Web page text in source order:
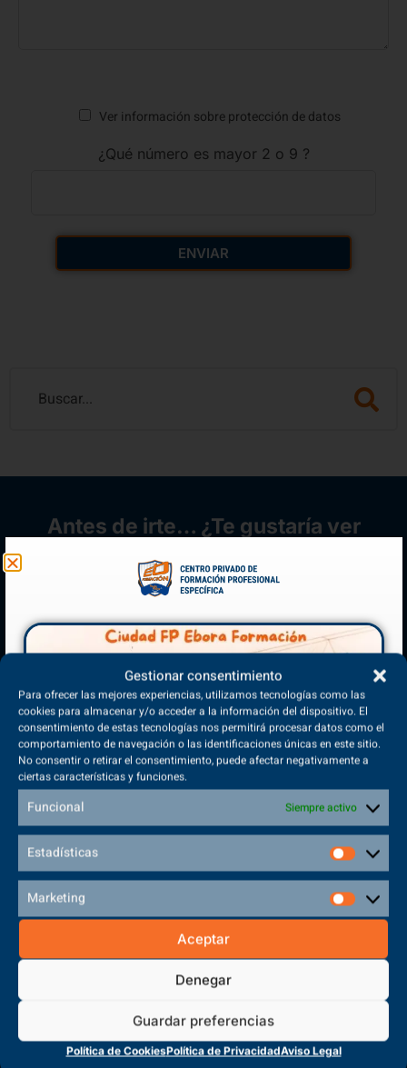
Gestionar consentimiento
Para ofrecer las mejores experiencias, utilizamos tecnologías como las
cookies para almacenar y/o acceder a la información del dispositivo. El
consentimiento de estas tecnologías nos permitirá procesar datos como el
comportamiento de navegación o las identificaciones únicas en este sitio.
No consentir o retirar el consentimiento, puede afectar negativamente a
ciertas características y funciones.
Funcional Siempre activo
Estadísticas
Marketing
Aceptar
Denegar
Guardar preferencias
Política de CookiesPolítica de PrivacidadAviso Legal
Ver información sobre protección de datos
¿Qué número es mayor 2 o 9 ?
Antes de irte… ¿Te gustaría ver
nuestra oferta formativa?
(+34) 925 68 38 67
Teléfono de Contacto
Matriculación Abierta